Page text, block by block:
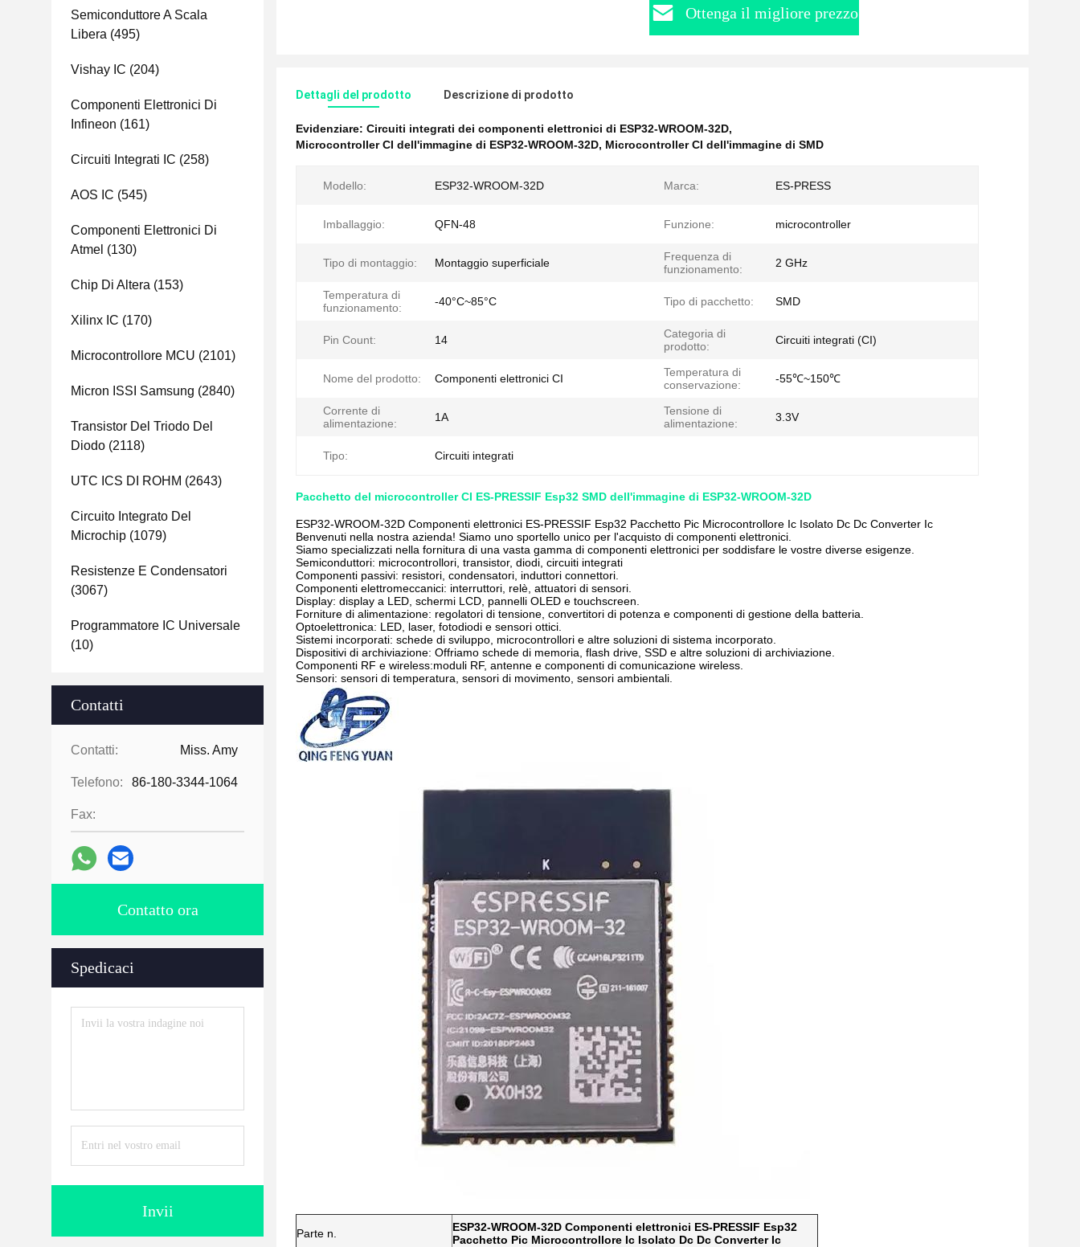
Semiconduttore A Scala
Libera (495)
Vishay IC (204)
Componenti Elettronici Di
Infineon (161)
Circuiti Integrati IC (258)
AOS IC (545)
Componenti Elettronici Di
Atmel (130)
Chip Di Altera (153)
Xilinx IC (170)
Microcontrollore MCU (2101)
Micron ISSI Samsung (2840)
Transistor Del Triodo Del
Diodo (2118)
UTC ICS DI ROHM (2643)
Circuito Integrato Del
Microchip (1079)
Resistenze E Condensatori
(3067)
Programmatore IC Universale
(10)
Contatti
Contatti: Miss. Amy
Telefono: 86-180-3344-1064
Fax:
Contatto ora
Spedicaci
Invii
Ottenga il migliore prezzo
Dettagli del prodotto Descrizione di prodotto
Evidenziare: Circuiti integrati dei componenti elettronici di ESP32-WROOM-32D,
Microcontroller CI dell'immagine di ESP32-WROOM-32D, Microcontroller CI dell'immagine di SMD
Modello: ESP32-WROOM-32D Marca: ES-PRESS
Imballaggio: QFN-48 Funzione: microcontroller
Tipo di montaggio: Montaggio superficiale
Frequenza di
funzionamento:
2 GHz
Temperatura di
funzionamento:
-40°C~85°C Tipo di pacchetto: SMD
Pin Count: 14
Categoria di
prodotto:
Circuiti integrati (CI)
Nome del prodotto: Componenti elettronici CI
Temperatura di
conservazione:
-55℃~150℃
Corrente di
alimentazione:
1A
Tensione di
alimentazione:
3.3V
Tipo: Circuiti integrati
Pacchetto del microcontroller CI ES-PRESSIF Esp32 SMD dell'immagine di ESP32-WROOM-32D
ESP32-WROOM-32D Componenti elettronici ES-PRESSIF Esp32 Pacchetto Pic Microcontrollore Ic Isolato Dc Dc Converter Ic
Benvenuti nella nostra azienda! Siamo uno sportello unico per l'acquisto di componenti elettronici.
Siamo specializzati nella fornitura di una vasta gamma di componenti elettronici per soddisfare le vostre diverse esigenze.
Semiconduttori: microcontrollori, transistor, diodi, circuiti integrati
Componenti passivi: resistori, condensatori, induttori connettori.
Componenti elettromeccanici: interruttori, relè, attuatori di sensori.
Display: display a LED, schermi LCD, pannelli OLED e touchscreen.
Forniture di alimentazione: regolatori di tensione, convertitori di potenza e componenti di gestione della batteria.
Optoelettronica: LED, laser, fotodiodi e sensori ottici.
Sistemi incorporati: schede di sviluppo, microcontrollori e altre soluzioni di sistema incorporato.
Dispositivi di archiviazione: Offriamo schede di memoria, flash drive, SSD e altre soluzioni di archiviazione.
Componenti RF e wireless:moduli RF, antenne e componenti di comunicazione wireless.
Sensori: sensori di temperatura, sensori di movimento, sensori ambientali.
Parte n.
ESP32-WROOM-32D Componenti elettronici ES-PRESSIF Esp32
Pacchetto Pic Microcontrollore Ic Isolato Dc Dc Converter Ic